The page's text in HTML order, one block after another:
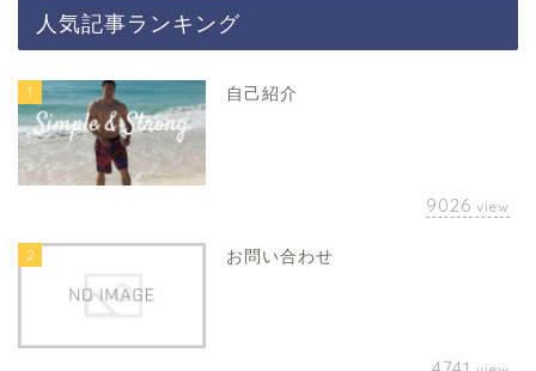
人気記事ランキング
1 自己紹介
9026 view
2 お問い合わせ